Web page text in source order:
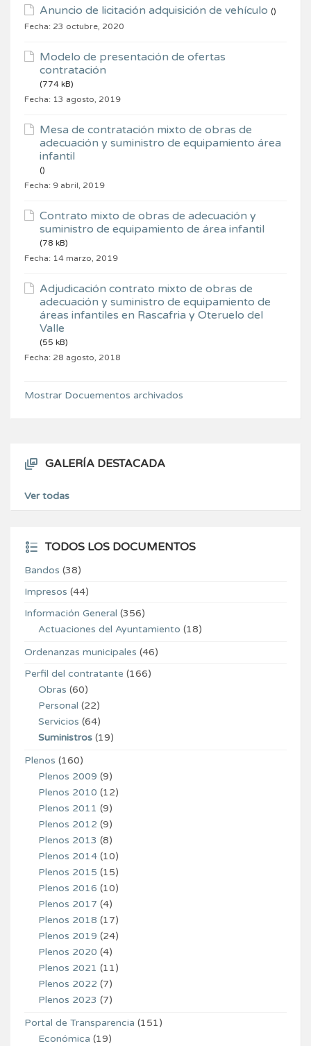
Anuncio de licitación adquisición de vehículo ()
Fecha: 23 octubre, 2020
Modelo de presentación de ofertas
contratación
(774 kB)
Fecha: 13 agosto, 2019
Mesa de contratación mixto de obras de
adecuación y suministro de equipamiento área
infantil
()
Fecha: 9 abril, 2019
Contrato mixto de obras de adecuación y
suministro de equipamiento de área infantil
(78 kB)
Fecha: 14 marzo, 2019
Adjudicación contrato mixto de obras de
adecuación y suministro de equipamiento de
áreas infantiles en Rascafria y Oteruelo del
Valle
(55 kB)
Fecha: 28 agosto, 2018
Mostrar Docuementos archivados
GALERÍA DESTACADA
Ver todas
TODOS LOS DOCUMENTOS
Bandos (38)
Impresos (44)
Información General (356)
Actuaciones del Ayuntamiento (18)
Ordenanzas municipales (46)
Perfil del contratante (166)
Obras (60)
Personal (22)
Servicios (64)
Suministros (19)
Plenos (160)
Plenos 2009 (9)
Plenos 2010 (12)
Plenos 2011 (9)
Plenos 2012 (9)
Plenos 2013 (8)
Plenos 2014 (10)
Plenos 2015 (15)
Plenos 2016 (10)
Plenos 2017 (4)
Plenos 2018 (17)
Plenos 2019 (24)
Plenos 2020 (4)
Plenos 2021 (11)
Plenos 2022 (7)
Plenos 2023 (7)
Portal de Transparencia (151)
Económica (19)